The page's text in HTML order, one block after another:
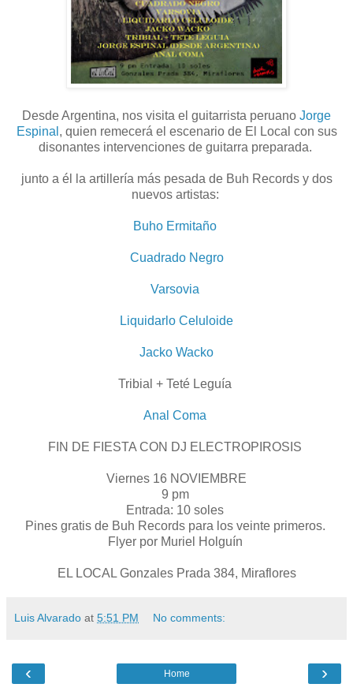
Desde Argentina, nos visita el guitarrista peruano Jorge
Espinal , quien remecerá el escenario de El Local con sus
disonantes intervenciones de guitarra preparada.
junto a él la artillería más pesada de Buh Records y dos
nuevos artistas:
Buho Ermitaño
Cuadrado Negro
Varsovia
Liquidarlo Celuloide
Jacko Wacko
Tribial + Teté Leguía
Anal Coma
FIN DE FIESTA CON DJ ELECTROPIROSIS
Viernes 16 NOVIEMBRE
9 pm
Entrada: 10 soles
Pines gratis de Buh Records para los veinte primeros.
Flyer por Muriel Holguín
EL LOCAL Gonzales Prada 384, Miraflores
Luis Alvarado at 5:51 PM No comments:
‹ ›
Home